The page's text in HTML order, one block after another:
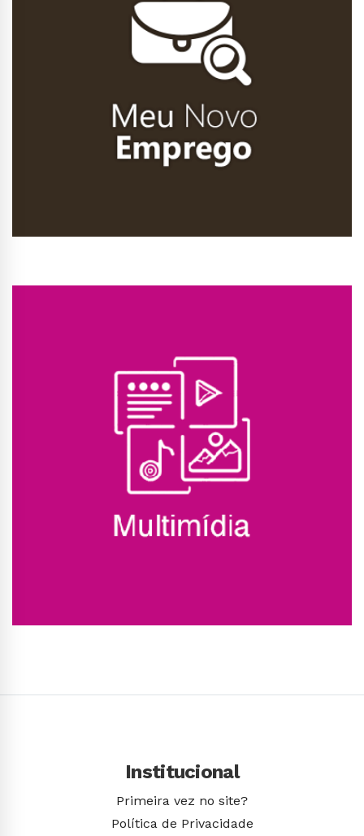
Institucional
Primeira vez no site?
Política de Privacidade